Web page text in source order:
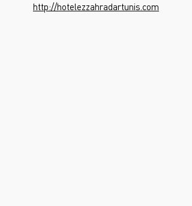
http://hotelezzahradartunis.com